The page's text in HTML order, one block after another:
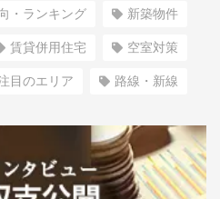
・ランキング 新築物件
賃貸併用住宅 空室対策
目のエリア 路線・新線